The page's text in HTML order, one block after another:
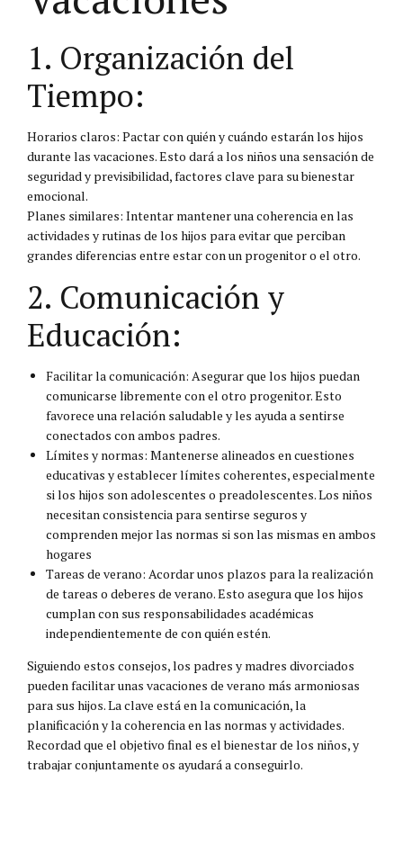
1. Organización del
Tiempo:
Horarios claros: Pactar con quién y cuándo estarán los hijos
durante las vacaciones. Esto dará a los niños una sensación de
seguridad y previsibilidad, factores clave para su bienestar
emocional.
Planes similares: Intentar mantener una coherencia en las
actividades y rutinas de los hijos para evitar que perciban
grandes diferencias entre estar con un progenitor o el otro.
2. Comunicación y
Educación:
Facilitar la comunicación: Asegurar que los hijos puedan
comunicarse libremente con el otro progenitor. Esto
favorece una relación saludable y les ayuda a sentirse
conectados con ambos padres.
Límites y normas: Mantenerse alineados en cuestiones
educativas y establecer límites coherentes, especialmente
si los hijos son adolescentes o preadolescentes. Los niños
necesitan consistencia para sentirse seguros y
comprenden mejor las normas si son las mismas en ambos
hogares
Tareas de verano: Acordar unos plazos para la realización
de tareas o deberes de verano. Esto asegura que los hijos
cumplan con sus responsabilidades académicas
independientemente de con quién estén.
Siguiendo estos consejos, los padres y madres divorciados
pueden facilitar unas vacaciones de verano más armoniosas
para sus hijos. La clave está en la comunicación, la
planificación y la coherencia en las normas y actividades.
Recordad que el objetivo final es el bienestar de los niños, y
trabajar conjuntamente os ayudará a conseguirlo.